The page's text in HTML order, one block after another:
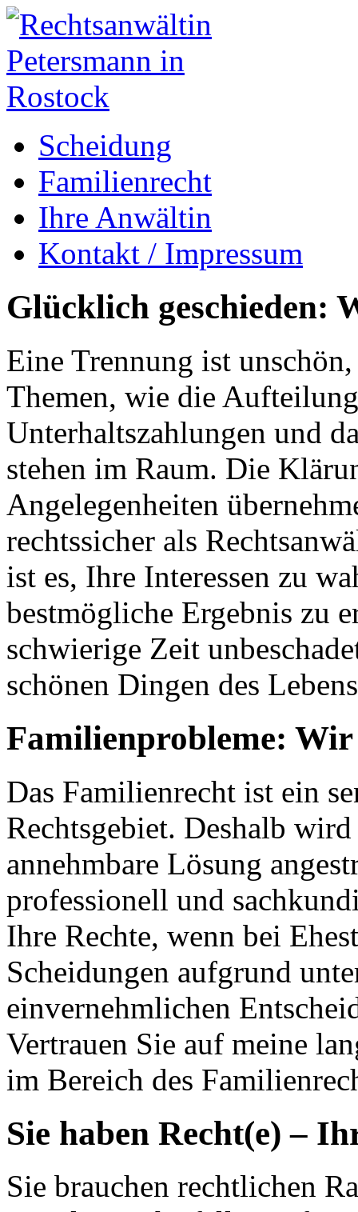
Scheidung
Familienrecht
Ihre Anwältin
Kontakt / Impressum
Glücklich geschieden:
Eine Trennung ist
Themen, wie die
Unterhaltszahlungen und
stehen im Raum. Die
Angelegenheiten
rechtssicher als
ist es, Ihre Interessen zu
bestmögliche Ergebnis zu
schwierige Zeit
schönen Dingen des
Familienprobleme: Wir
Das Familienrecht ist ein
Rechtsgebiet. Deshalb
annehmbare Lösung
professionell und
Ihre Rechte, wenn bei
Scheidungen aufgrund
einvernehmlichen
Vertrauen Sie auf meine
im Bereich des
Sie haben Recht(e) –
Sie brauchen rechtlichen